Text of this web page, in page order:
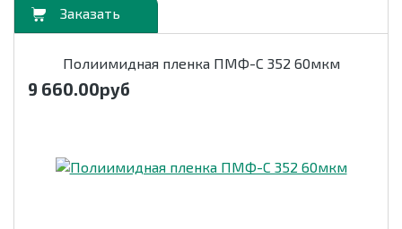
Полиимидная пленка ПМФ-С 352 60мкм
9 660.00руб